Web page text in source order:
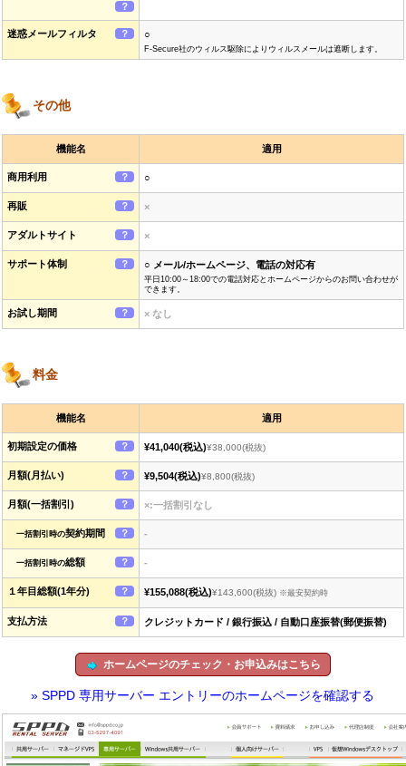
？
迷惑メールフィルタ ？ ○
F-Secure社のウィルス駆除によりウィルスメールは遮断します。
その他
機能名 適用
商用利用 ？ ○
再販 ？ ×
アダルトサイト ？ ×
サポート体制 ？ ○ メール/ホームページ、電話の対応有
平日10:00～18:00での電話対応とホームページからのお問い合わせが
できます。
お試し期間 ？ × なし
料金
機能名 適用
初期設定の価格 ？ ¥41,040(税込)¥38,000(税抜)
月額(月払い) ？ ¥9,504(税込)¥8,800(税抜)
月額(一括割引) ？ ×:一括割引なし
一括割引時の契約期間 ？ -
一括割引時の総額 ？ -
１年目総額(1年分) ？ ¥155,088(税込)¥143,600(税抜) ※最安契約時
支払方法 ？ クレジットカード / 銀行振込 / 自動口座振替(郵便振替)
ホームページのチェック・お申込みはこちら
» SPPD 専用サーバー エントリーのホームページを確認する